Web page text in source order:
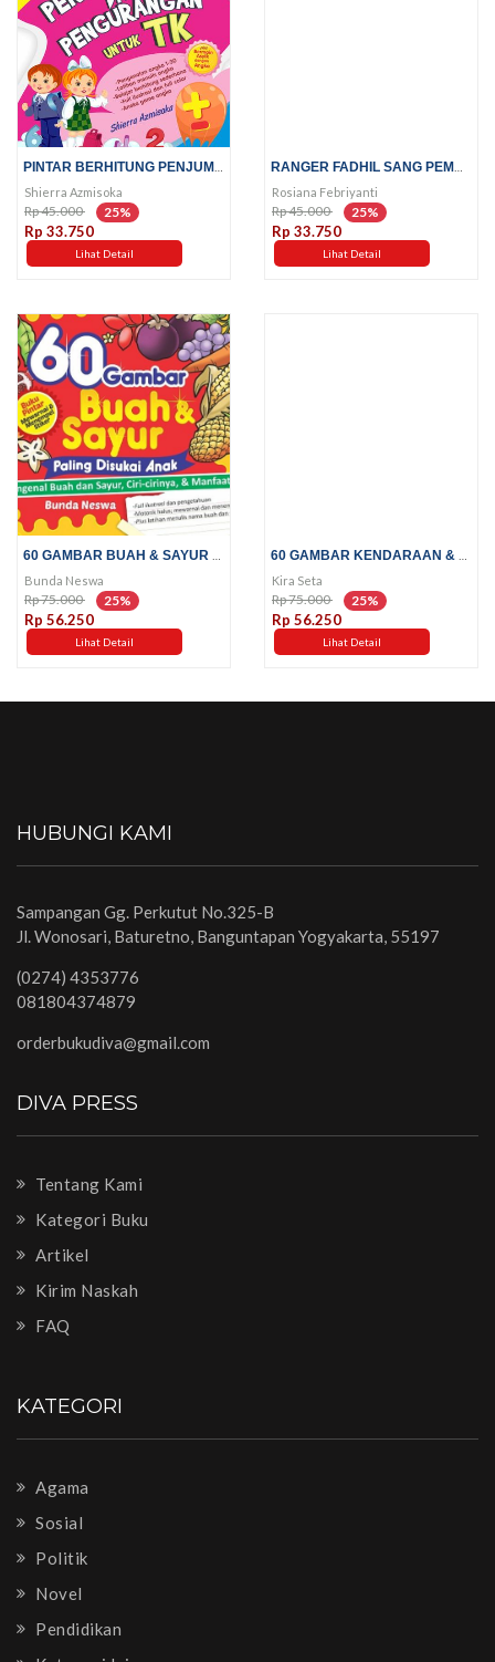
Shierra Azmisoka
Rp 45.000 25%
Rp 33.750
Lihat Detail
Rosiana Febriyanti
Rp 45.000 25%
Rp 33.750
Lihat Detail
Bunda Neswa
Rp 75.000 25%
Rp 56.250
Lihat Detail
Kira Seta
Rp 75.000 25%
Rp 56.250
Lihat Detail
HUBUNGI KAMI
Sampangan Gg. Perkutut No.325-B
Jl. Wonosari, Baturetno, Banguntapan Yogyakarta, 55197
(0274) 4353776
081804374879
orderbukudiva@gmail.com
DIVA PRESS
Tentang Kami
Kategori Buku
Artikel
Kirim Naskah
FAQ
KATEGORI
Agama
Sosial
Politik
Novel
Pendidikan